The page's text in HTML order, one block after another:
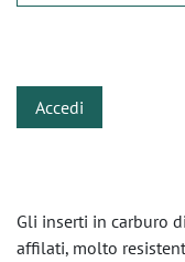
Accedi
Gli inserti in carburo
affilati, molto